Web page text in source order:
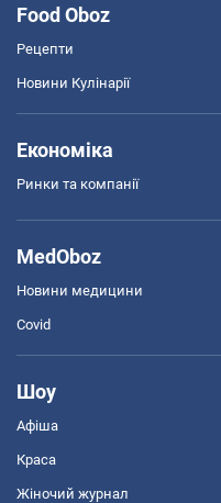
Food Oboz
Рецепти
Новини Кулінарії
Економіка
Ринки та компанії
MedOboz
Новини медицини
Covid
Шоу
Афіша
Краса
Жіночий журнал